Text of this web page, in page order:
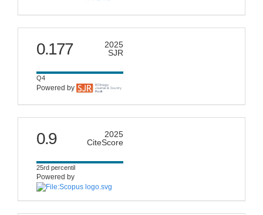
scimago
0.177
2025
SJR
Q4
Powered by
citescore
0.9
2025
CiteScore
25rd percentil
Powered by